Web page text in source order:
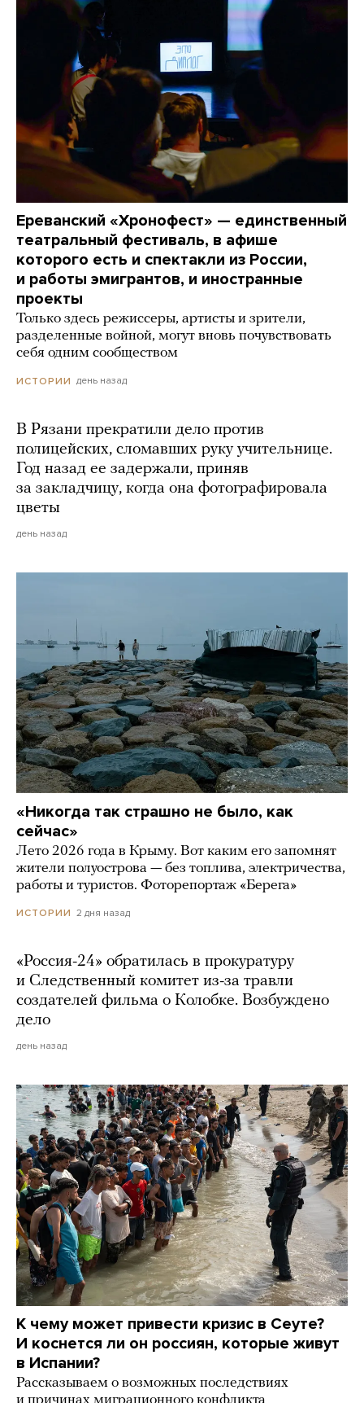
Ереванский «Хронофест» — единственный
театральный фестиваль, в афише
которого есть и спектакли из России,
и работы эмигрантов, и иностранные
проекты
Только здесь режиссеры, артисты и зрители,
разделенные войной, могут вновь почувствовать
себя одним сообществом
ИСТОРИИ день назад
В Рязани прекратили дело против
полицейских, сломавших руку учительнице.
Год назад ее задержали, приняв
за закладчицу, когда она фотографировала
цветы
день назад
«Никогда так страшно не было, как
сейчас»
Лето 2026 года в Крыму. Вот каким его запомнят
жители полуострова — без топлива, электричества,
работы и туристов. Фоторепортаж «Берега»
ИСТОРИИ 2 дня назад
«Россия-24» обратилась в прокуратуру
и Следственный комитет из-за травли
создателей фильма о Колобке. Возбуждено
дело
день назад
К чему может привести кризис в Сеуте?
И коснется ли он россиян, которые живут
в Испании?
Рассказываем о возможных последствиях
и причинах миграционного конфликта